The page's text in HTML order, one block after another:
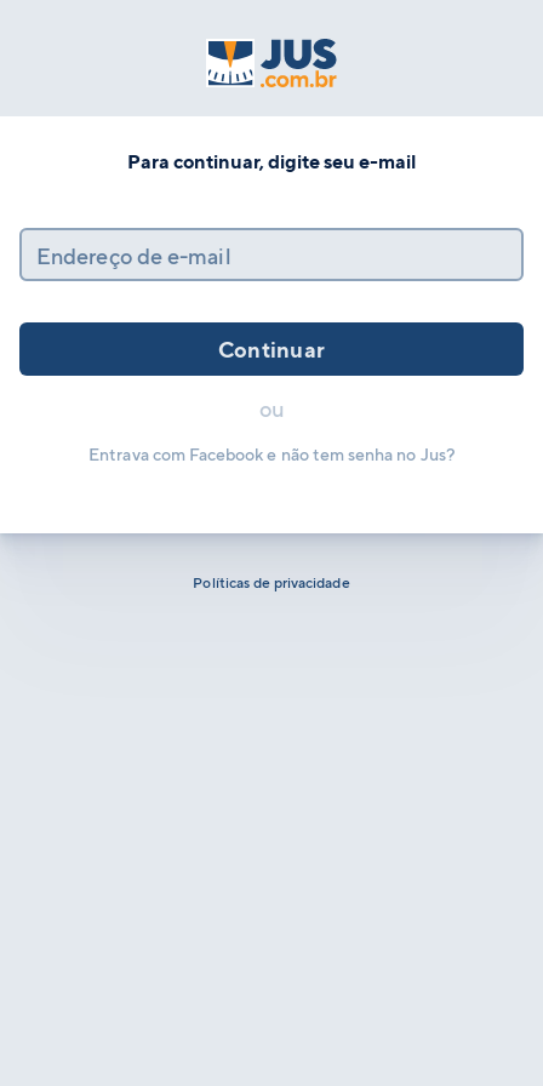
Para continuar, digite seu e-mail
Endereço de e-mail
Continuar
ou
Entrava com Facebook e não tem senha no Jus?
Políticas de privacidade